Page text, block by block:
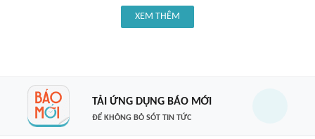
XEM THÊM
TẢI ỨNG DỤNG BÁO MỚI
ĐỂ KHÔNG BỎ SÓT TIN TỨC